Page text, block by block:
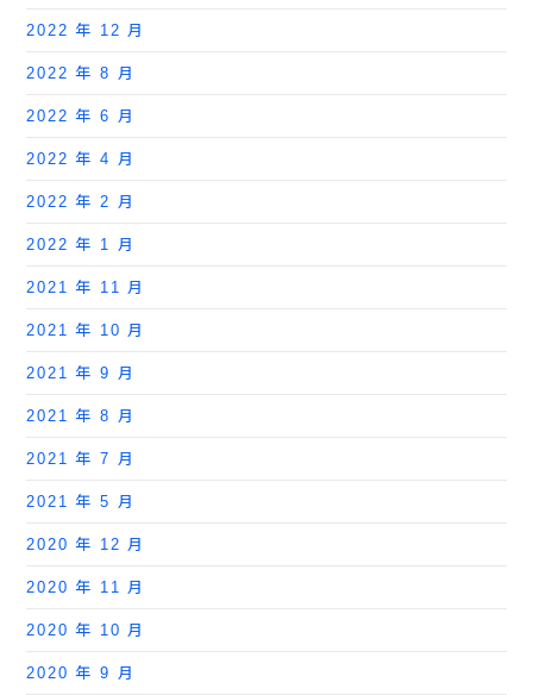
2022 年 12 月
2022 年 8 月
2022 年 6 月
2022 年 4 月
2022 年 2 月
2022 年 1 月
2021 年 11 月
2021 年 10 月
2021 年 9 月
2021 年 8 月
2021 年 7 月
2021 年 5 月
2020 年 12 月
2020 年 11 月
2020 年 10 月
2020 年 9 月